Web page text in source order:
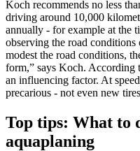
Koch recommends no less
driving around 10,000
annually - for example at the
observing the road
modest the road conditions,
form,” says Koch. According
an influencing factor. At
precarious - not even new
Top tips: What to
aquaplaning